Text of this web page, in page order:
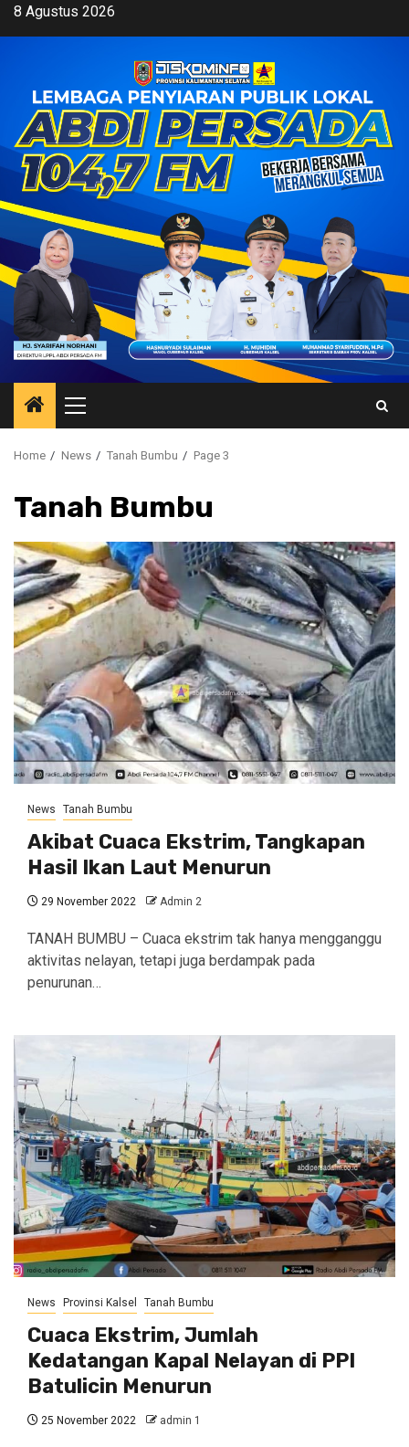
Skip8 Agustus 2026
Primary
Menu
Home News Tanah Bumbu Page 3
Tanah Bumbu
News Tanah Bumbu
Akibat Cuaca Ekstrim, Tangkapan
Hasil Ikan Laut Menurun
29 November 2022 Admin 2
TANAH BUMBU – Cuaca ekstrim tak hanya mengganggu
aktivitas nelayan, tetapi juga berdampak pada
penurunan…
News Provinsi Kalsel Tanah Bumbu
Cuaca Ekstrim, Jumlah
Kedatangan Kapal Nelayan di PPI
Batulicin Menurun
25 November 2022 admin 1